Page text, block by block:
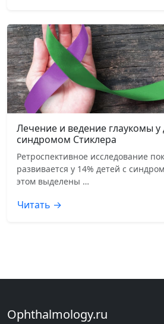
Лечение и ведение глаукомы у
синдромом Стиклера
Ретроспективное исследование
развивается у 14% детей с
этом выделены …
Читать →
Ophthalmology.ru